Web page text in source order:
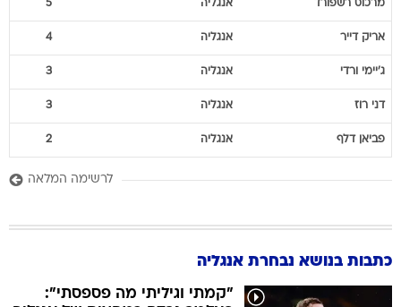
מרכוס רשפורד אנגליה 5
אריק דייר אנגליה 4
ג'יימי ורדי אנגליה 3
דני רוז אנגליה 3
פביאן דלף אנגליה 2
לרשימה המלאה
כתבות בנושא נבחרת אנגליה
"קמתי וגיליתי מה פספסתי":